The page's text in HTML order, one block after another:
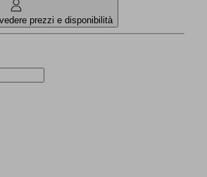
prezzi e disponibilità